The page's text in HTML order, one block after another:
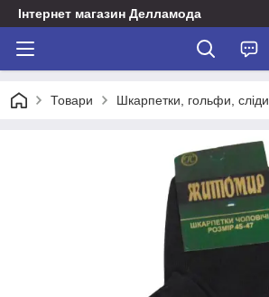
Інтернет магазин Делламода
Товари Шкарпетки, гольфи, сліди